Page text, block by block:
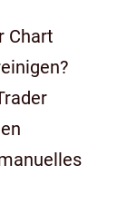
Chart